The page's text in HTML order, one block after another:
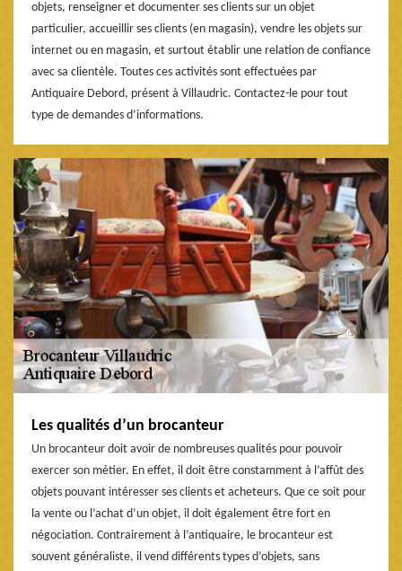
objets, renseigner et documenter ses clients sur un objet
particulier, accueillir ses clients (en magasin), vendre les objets sur
internet ou en magasin, et surtout établir une relation de confiance
avec sa clientèle. Toutes ces activités sont effectuées par
Antiquaire Debord, présent à Villaudric. Contactez-le pour tout
type de demandes d’informations.
Les qualités d’un brocanteur
Un brocanteur doit avoir de nombreuses qualités pour pouvoir
exercer son métier. En effet, il doit être constamment à l’affût des
objets pouvant intéresser ses clients et acheteurs. Que ce soit pour
la vente ou l’achat d’un objet, il doit également être fort en
négociation. Contrairement à l’antiquaire, le brocanteur est
souvent généraliste, il vend différents types d’objets, sans